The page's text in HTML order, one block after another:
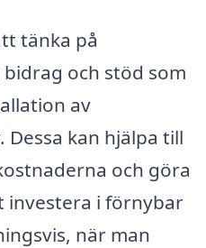
tänka på
och stöd som
av
Dessa kan hjälpa till
och göra
i förnybar
när man